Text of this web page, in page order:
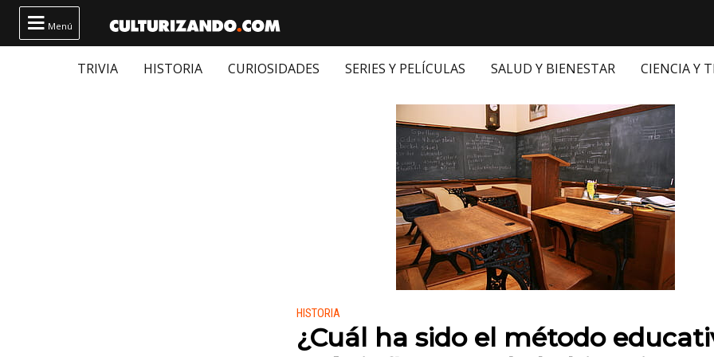
 Menú
TRIVIA HISTORIA CURIOSIDADES SERIES Y PELÍCULAS SALUD Y BIENESTAR CIENCIA Y
Publicado en:
HISTORIA
¿Cuál ha sido el método